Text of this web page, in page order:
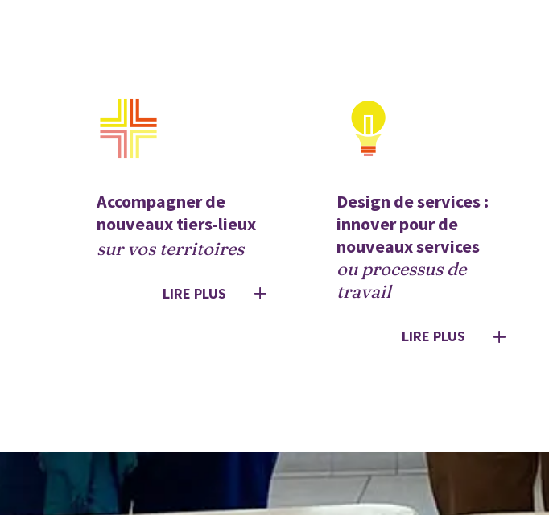
Accompagner de
nouveaux tiers-lieux
sur vos territoires
LIRE PLUS
Design de services :
innover pour de
nouveaux services
ou processus de
travail
LIRE PLUS